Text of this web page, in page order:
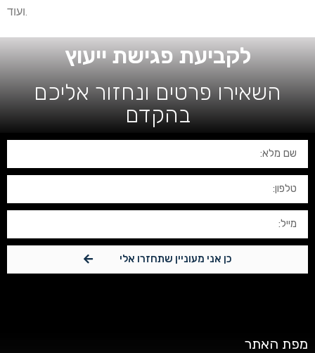
לקביעת פגישת ייעוץ
השאירו פרטים ונחזור אליכם
בהקדם
כן אני מעוניין שתחזרו אלי
מפת האתר